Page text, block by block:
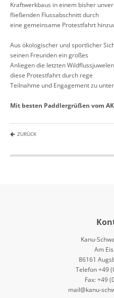
Kraftwerkbaus in einem bisher
fließenden Flussabschnitt durch
eine gemeinsame Protestfahrt
Aus ökologischer und sportlicher
seinen Freunden ein großes
Anliegen die letzten
diese Protestfahrt durch rege
Teilnahme und Engagement zu
Mit besten Paddlergrüßen vom
ZURÜCK
Kanu-
Am
86161
Telefon +49
Fax: +49
mail@kanu-